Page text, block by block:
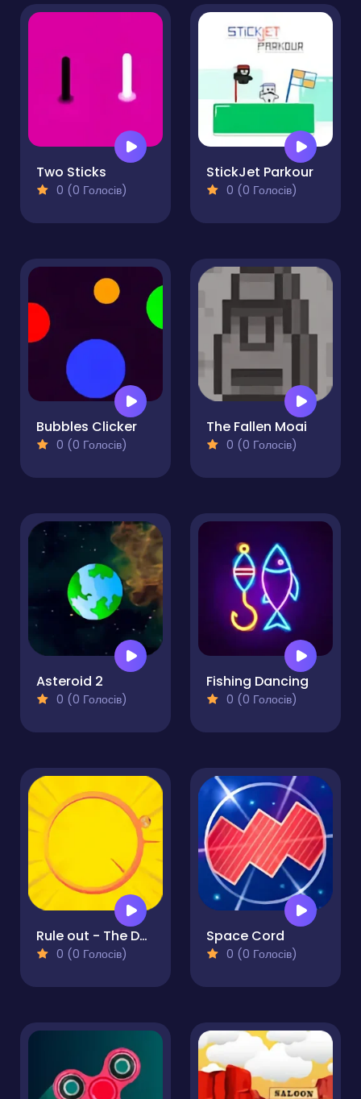
Two Sticks
0 (0 Голосів)
StickJet Parkour
0 (0 Голосів)
Bubbles Clicker
0 (0 Голосів)
The Fallen Moai
0 (0 Голосів)
Asteroid 2
0 (0 Голосів)
Fishing Dancing
0 (0 Голосів)
Rule out - The Dangerous Circle
0 (0 Голосів)
Space Cord
0 (0 Голосів)